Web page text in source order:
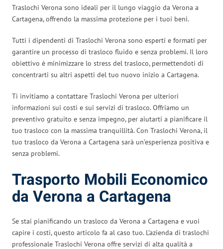
Traslochi Verona sono ideali per il lungo viaggio da Verona a
Cartagena, offrendo la massima protezione per i tuoi beni.
Tutti i dipendenti di Traslochi Verona sono esperti e formati per
garantire un processo di trasloco fluido e senza problemi. Il loro
obiettivo è minimizzare lo stress del trasloco, permettendoti di
concentrarti su altri aspetti del tuo nuovo inizio a Cartagena.
Ti invitiamo a contattare Traslochi Verona per ulteriori
informazioni sui costi e sui servizi di trasloco. Offriamo un
preventivo gratuito e senza impegno, per aiutarti a pianificare il
tuo trasloco con la massima tranquillità. Con Traslochi Verona, il
tuo trasloco da Verona a Cartagena sarà un’esperienza positiva e
senza problemi.
Trasporto Mobili Economico
da Verona a Cartagena
Se stai pianificando un trasloco da Verona a Cartagena e vuoi
capire i costi, questo articolo fa al caso tuo. L’azienda di traslochi
professionale Traslochi Verona offre servizi di alta qualità a